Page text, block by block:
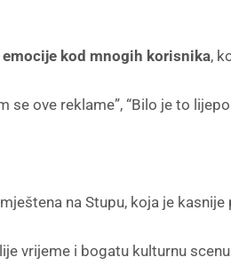
kod mnogih korisnika,
ove reklame”, “Bilo je to
na Stupu, koja je
vrijeme i bogatu kulturnu